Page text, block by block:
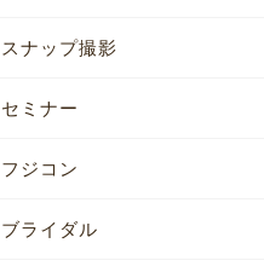
スナップ撮影
セミナー
フジコン
ブライダル